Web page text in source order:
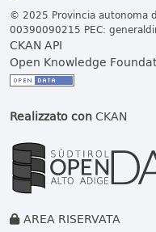
© 2025 Provincia autonoma
00390090215 PEC:
CKAN API
Open Knowledge
Realizzato conCKAN
AREA RISERVATA